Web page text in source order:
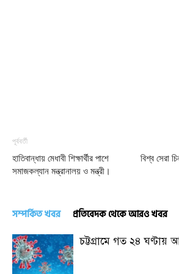
পূর্ববর্তী
হাতিবান্ধায় মেধাবী শিক্ষার্থীর পাশে
সমাজকল্যান মন্ত্রানালয় ও মন্ত্রী।
বিশ্ব সেরা
সম্পর্কিত খবর প্রতিবেদক থেকে আরও খবর
চট্টগ্রামে গত ২৪